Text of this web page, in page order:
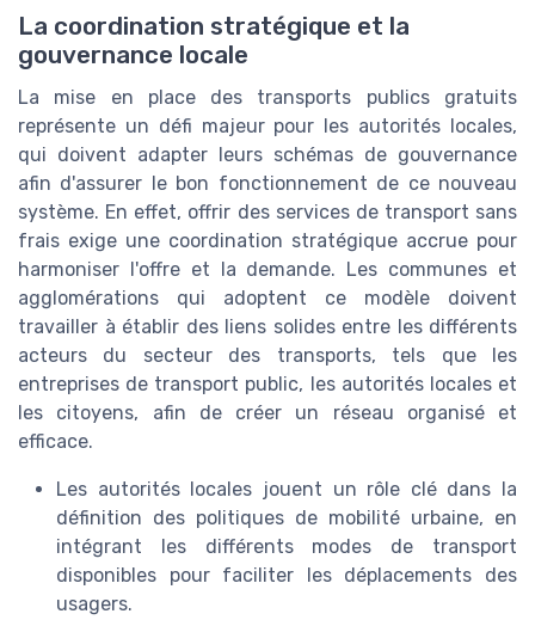
La coordination stratégique et la
gouvernance locale
La mise en place des transports publics gratuits
représente un défi majeur pour les autorités locales,
qui doivent adapter leurs schémas de gouvernance
afin d'assurer le bon fonctionnement de ce nouveau
système. En effet, offrir des services de transport sans
frais exige une coordination stratégique accrue pour
harmoniser l'offre et la demande. Les communes et
agglomérations qui adoptent ce modèle doivent
travailler à établir des liens solides entre les différents
acteurs du secteur des transports, tels que les
entreprises de transport public, les autorités locales et
les citoyens, afin de créer un réseau organisé et
efficace.
Les autorités locales jouent un rôle clé dans la
définition des politiques de mobilité urbaine, en
intégrant les différents modes de transport
disponibles pour faciliter les déplacements des
usagers.